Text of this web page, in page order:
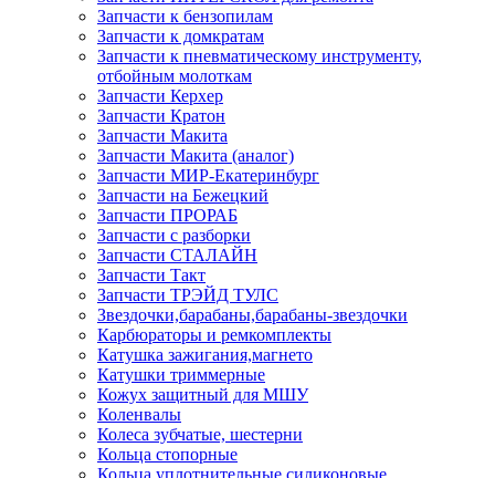
Запчасти к бензопилам
Запчасти к домкратам
Запчасти к пневматическому инструменту,
отбойным молоткам
Запчасти Керхер
Запчасти Кратон
Запчасти Макита
Запчасти Макита (аналог)
Запчасти МИР-Екатеринбург
Запчасти на Бежецкий
Запчасти ПРОРАБ
Запчасти с разборки
Запчасти СТАЛАЙН
Запчасти Такт
Запчасти ТРЭЙД ТУЛС
Звездочки,барабаны,барабаны-звездочки
Карбюраторы и ремкомплекты
Катушка зажигания,магнето
Катушки триммерные
Кожух защитный для МШУ
Коленвалы
Колеса зубчатые, шестерни
Кольца стопорные
Кольца уплотнительные силиконовые